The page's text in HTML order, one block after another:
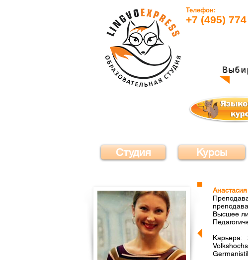
Телефон:
+7 (495)
Студия Курсы
Анастасия
Высшее
Карьера: